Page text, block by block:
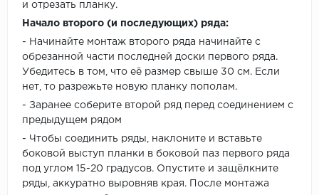
и отрезать планку.
Начало второго (и последующих) ряда:
- Начинайте монтаж второго ряда начинайте с
обрезанной части последней доски первого ряда.
Убедитесь в том, что её размер свыше 30 см. Если
нет, то разрежьте новую планку пополам.
- Заранее соберите второй ряд перед соединением с
предыдущем рядом
- Чтобы соединить ряды, наклоните и вставьте
боковой выступ планки в боковой паз первого ряда
под углом 15-20 градусов. Опустите и защёлкните
ряды, аккуратно выровняв края. После монтажа